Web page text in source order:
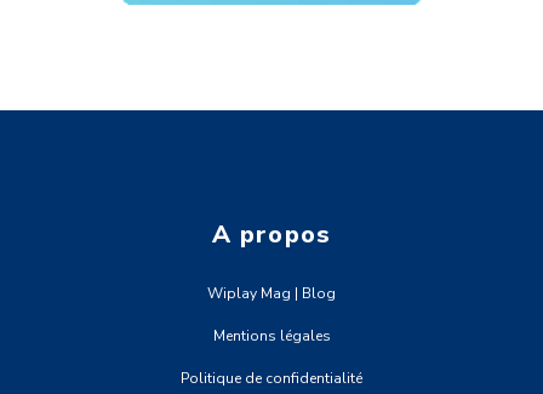
A propos
Wiplay Mag | Blog
Mentions légales
Politique de confidentialité